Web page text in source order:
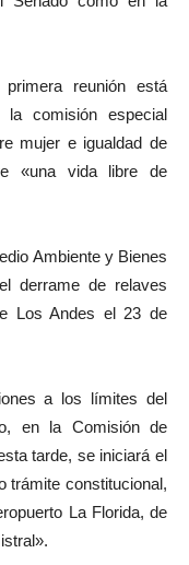
reunión está
comisión especial
mujer e igualdad de
«una vida libre de
Ambiente y Bienes
derrame de relaves
Los Andes el 23 de
a los límites del
en la Comisión de
tarde, se iniciará el
trámite constitucional,
La Florida, de